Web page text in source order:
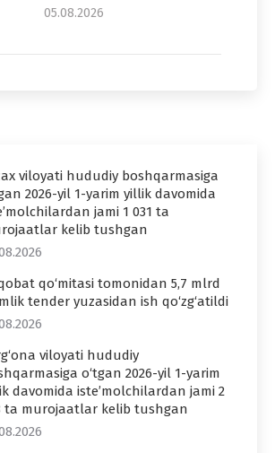
05.08.2026
viloyati hududiy boshqarmasiga
2026-yil 1-yarim yillik davomida
jami 1 031 ta
kelib tushgan
qo‘mitasi tomonidan 5,7 mlrd
tender yuzasidan ish qo‘zg‘atildi
viloyati hududiy
o‘tgan 2026-yil 1-yarim
davomida iste’molchilardan jami 2
ta murojaatlar kelib tushgan